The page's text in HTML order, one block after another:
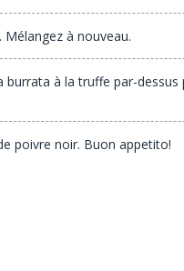
à nouveau.
burrata à la truffe par-dessus
poivre noir. Buon appetito!